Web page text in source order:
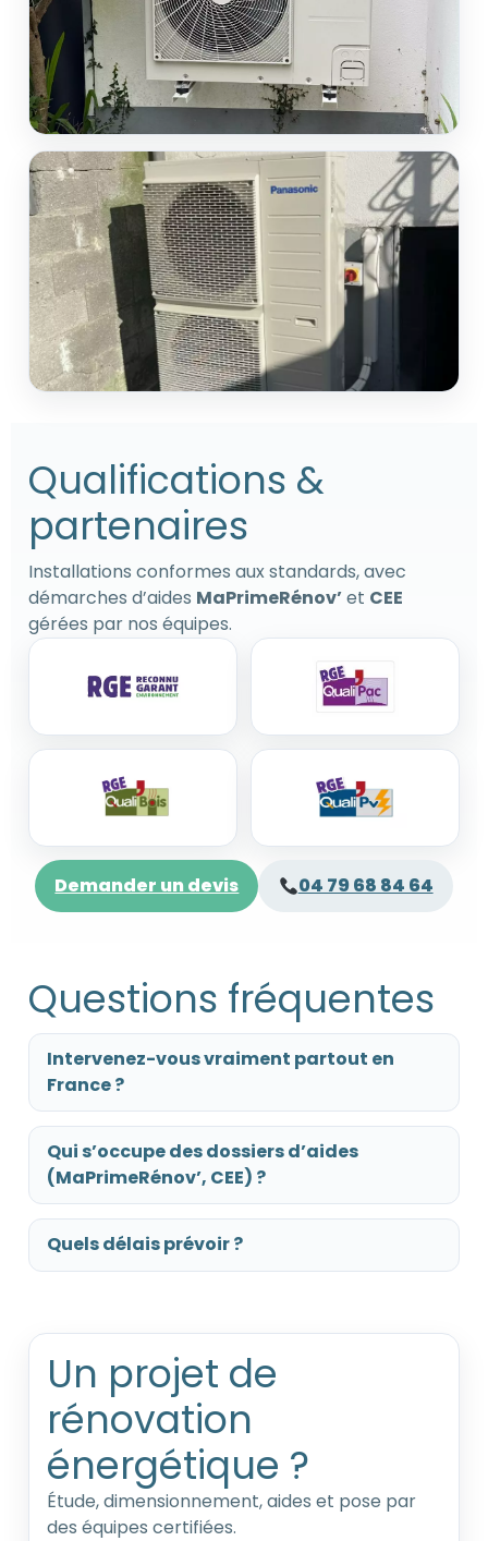
Qualifications &
partenaires
Installations conformes aux standards, avec
démarches d’aides MaPrimeRénov’et CEE
gérées par nos équipes.
Demander un devis 04 79 68 84 64
Questions fréquentes
Intervenez-vous vraiment partout en
France ?
Qui s’occupe des dossiers d’aides
(MaPrimeRénov’, CEE) ?
Quels délais prévoir ?
Un projet de
rénovation
énergétique ?
Étude, dimensionnement, aides et pose par
des équipes certifiées.